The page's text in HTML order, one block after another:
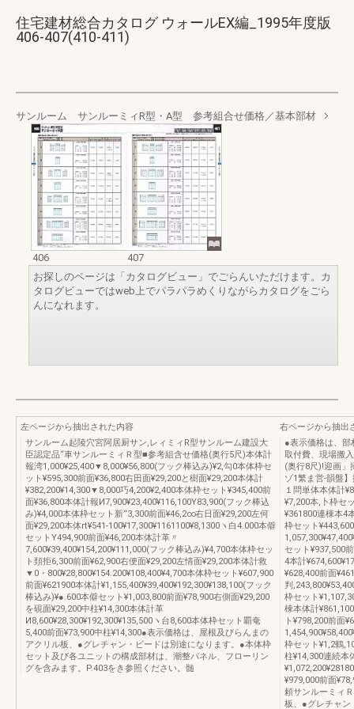
住宅建材総合カタログ ウォールEX編_1995年度版
406-407(410-411)
サンルーム サンルーミィR型・A型 参考組合せ価格／基本部材
406
407
お探しのページは「カタログビュー」でごらんいただけます。カ
タログビューではweb上でパラパラめくりながらカタログをごら
んになれます。
左ページから抽出された内容
サンルーム起陵穴宮阿居厨サン,レィミィR型サンルーム建設大
臣認定品“車サンルーミィＲ型■参考組含せ価格(奥行5尺)本体計
報湾1,000¥25,400▼8,000¥56,800(フック棒込み)¥2,勾0本体枠セ
ット¥595,300前面¥36,800右田面¥29,200と樹面¥29,200本体計
¥382,200¥14,300▼8,000巧4,200¥2,400本体枠セット¥345,400前
面¥36,800本体計報И7,900¥23,400¥116,100Y83,900(フック棒込
み)¥4,000本体枠セット新“3,300前面¥46,2∞右日面¥29,200左何
面¥29,200本体rt¥541‐100¥17,300¥1161100¥8,1300ヽ白4.000本僻
セットY494,900前面¥46,200本体計革〃
7,600¥39,400¥154,200¥111,000(フック棒込み)¥4,700本体枠セッ
ト頚拒6,300前面¥62,900右便面¥29,200左情面¥29,200本体計救
▼0・800¥28,800¥154.200¥108,400¥4,700本体枠セット¥607,900
前面¥621900本体計¥1,155,400¥39,400¥192,300¥138,100(フック
棒込み)¥●.600本僻セット¥1,003,800前面¥78,900右側面¥29,200
を硯面¥29,200中柱¥14,300本体計革
И8,600¥28,300¥192,300¥135,500ヽ台8,600本体枠セット覇奄
5,400前面¥73,900中柱¥14,300●表示価格は、屋根及びらんまの
アクリル板、●グレチャン・ビードは別途になります。●本体枠
セット及び各ユニットの構成部材は、潮整パネル、フローリン
グを含みます。P.403をき参照ください。髄
右ページから抽出
●表示価格は、部
取付費、現場搬
(奥行8尺)!迎画」
ゾ1繁ま営‐韻盤
１問単体本体計
¥7,200本,卜枠セ
¥361800連棟本4
枠セット
セット¥937,500
4本計
¥628,400前面
判
枠セット
棟本体計
ト¥798,200前面
枠セット¥1,2鶴
柱¥14,300連続本
¥979,000前面
頼サンルーミィ
板、●グレチャン